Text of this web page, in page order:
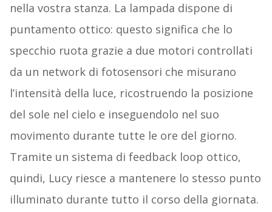
nella vostra stanza. La lampada dispone di
puntamento ottico: questo significa che lo
specchio ruota grazie a due motori controllati
da un network di fotosensori che misurano
l’intensità della luce, ricostruendo la posizione
del sole nel cielo e inseguendolo nel suo
movimento durante tutte le ore del giorno.
Tramite un sistema di feedback loop ottico,
quindi, Lucy riesce a mantenere lo stesso punto
illuminato durante tutto il corso della giornata.